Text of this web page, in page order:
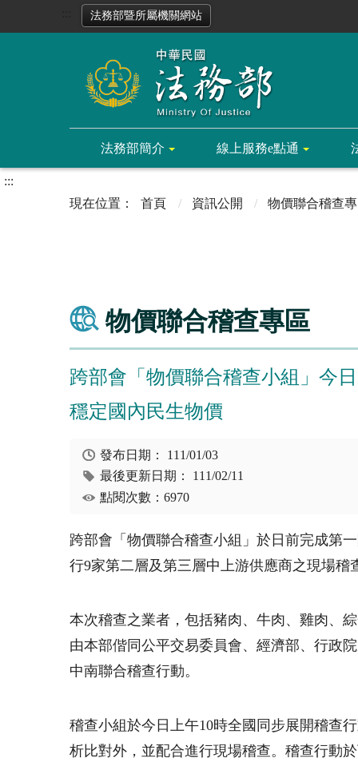
法務部暨所屬機關網站
法務部簡介 線上服務e點通
:::
首頁
資訊公開 物價聯合稽查
物價聯合稽查專區
跨部會「物價聯合稽查小組」今
穩定國內民生物價
發布日期： 111/01/03
最後更新日期： 111/02/11
點閱次數：6970
跨部會「物價聯合稽查小組」於日前完成第
行9家第二層及第三層中上游供應商之現場
本次稽查之業者，包括豬肉、牛肉、雞肉、
由本部偕同公平交易委員會、經濟部、行政
中南聯合稽查行動。
稽查小組於今日上午10時全國同步展開稽查
析比對外，並配合進行現場稽查。稽查行動